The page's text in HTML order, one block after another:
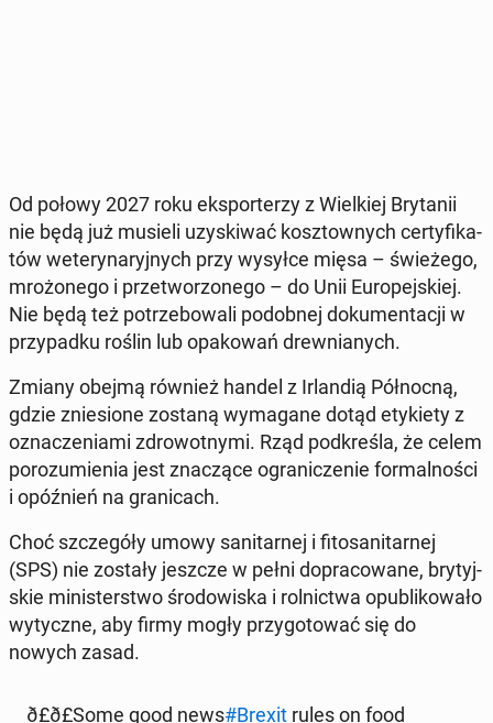
Od połowy 2027 roku eks­por­te­rzy z Wiel­kiej Bry­ta­nii
nie będą już musieli uzy­ski­wać kosz­tow­nych cer­ty­fi­ka­
tów we­te­ry­na­ryj­nych przy wysyłce mięsa – świe­że­go,
mro­żo­ne­go i prze­two­rzo­ne­go – do Unii Eu­ro­pej­skiej.
Nie będą też po­trze­bo­wa­li po­dob­nej do­ku­men­ta­cji w
przy­pad­ku roślin lub opa­ko­wań drew­nia­nych.
Zmiany obejmą również handel z Ir­lan­dią Pół­noc­ną,
gdzie znie­sio­ne zostaną wy­ma­ga­ne dotąd ety­kie­ty z
ozna­cze­nia­mi zdro­wot­ny­mi. Rząd pod­kre­śla, że celem
po­ro­zu­mie­nia jest zna­czą­ce ogra­ni­cze­nie for­mal­no­ści
i opóź­nień na gra­ni­cach.
Choć szcze­gó­ły umowy sa­ni­tar­nej i fi­to­sa­ni­tar­nej
(SPS) nie zostały jeszcze w pełni do­pra­co­wa­ne, bry­tyj­
skie mi­ni­ster­stwo śro­do­wi­ska i rol­nic­twa opu­bli­ko­wa­ło
wy­tycz­ne, aby firmy mogły przy­go­to­wać się do
nowych zasad.
ð£ð£So­me good news#Brexit rules on food